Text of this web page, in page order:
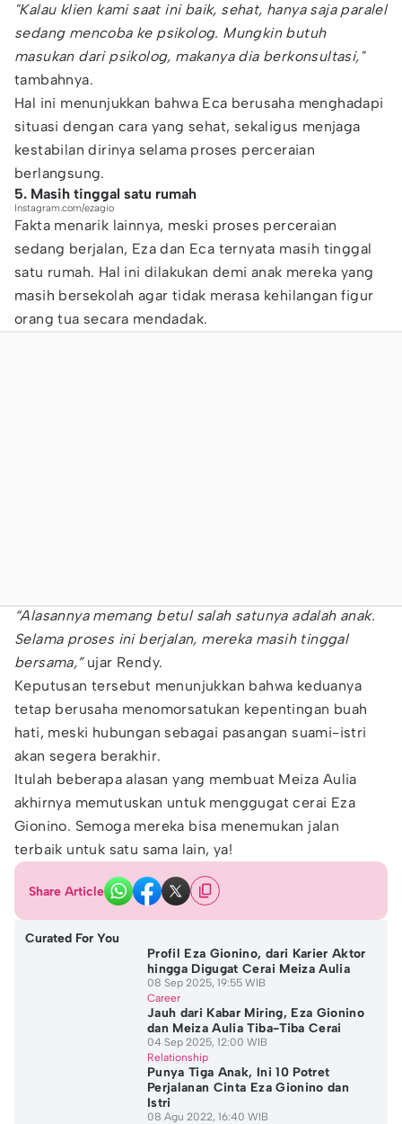
"Kalau klien kami saat ini baik, sehat, hanya saja paralel
sedang mencoba ke psikolog. Mungkin butuh
masukan dari psikolog, makanya dia berkonsultasi,"
tambahnya.
Hal ini menunjukkan bahwa Eca berusaha menghadapi
situasi dengan cara yang sehat, sekaligus menjaga
kestabilan dirinya selama proses perceraian
berlangsung.
5. Masih tinggal satu rumah
Instagram.com/ezagio
Fakta menarik lainnya, meski proses perceraian
sedang berjalan, Eza dan Eca ternyata masih tinggal
satu rumah. Hal ini dilakukan demi anak mereka yang
masih bersekolah agar tidak merasa kehilangan figur
orang tua secara mendadak.
“Alasannya memang betul salah satunya adalah anak.
Selama proses ini berjalan, mereka masih tinggal
bersama,”ujar Rendy.
Keputusan tersebut menunjukkan bahwa keduanya
tetap berusaha menomorsatukan kepentingan buah
hati, meski hubungan sebagai pasangan suami-istri
akan segera berakhir.
Itulah beberapa alasan yang membuat Meiza Aulia
akhirnya memutuskan untuk menggugat cerai Eza
Gionino. Semoga mereka bisa menemukan jalan
terbaik untuk satu sama lain, ya!
Share Article
Curated For You
Profil Eza Gionino, dari Karier Aktor
hingga Digugat Cerai Meiza Aulia
08 Sep 2025, 19:55 WIB
Career
Jauh dari Kabar Miring, Eza Gionino
dan Meiza Aulia Tiba-Tiba Cerai
04 Sep 2025, 12:00 WIB
Relationship
Punya Tiga Anak, Ini 10 Potret
Perjalanan Cinta Eza Gionino dan
Istri
08 Agu 2022, 16:40 WIB